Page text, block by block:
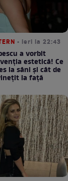
• ieri la 22:43
a vorbit
estetică! Ce
la sâni și cât de
la față